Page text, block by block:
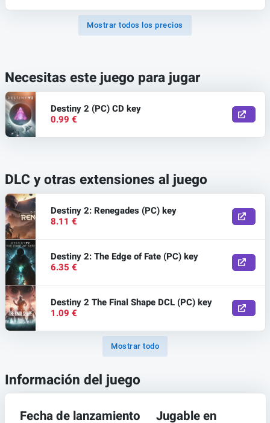
Mostrar todos los precios
Necesitas este juego para jugar
Destiny 2 (PC) CD key
0.99 €
DLC y otras extensiones al juego
Destiny 2: Renegades (PC) key
8.11 €
Destiny 2: The Edge of Fate (PC) key
6.35 €
Destiny 2 The Final Shape DCL (PC) key
1.09 €
Mostrar todo
Información del juego
Fecha de lanzamiento Jugable en